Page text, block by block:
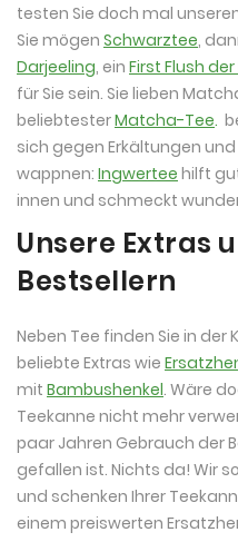
testen Sie doch mal
Sie mögen Schwarztee,
Darjeeling, ein First Flush
für Sie sein. Sie lieben
beliebtesterMatcha-Tee.
sich gegen Erkältungen
wappnen: Ingwertee hilft
innen und schmeckt
Unsere Extras
Bestsellern
Neben Tee finden Sie in
beliebte Extras wie
mit Bambushenkel. Wäre
Teekanne nicht mehr
paar Jahren Gebrauch der
gefallen ist. Nichts da! Wir
und schenken Ihrer
einem preiswerten